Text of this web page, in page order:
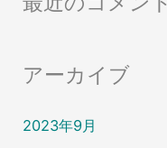
アーカイブ
2023年9月